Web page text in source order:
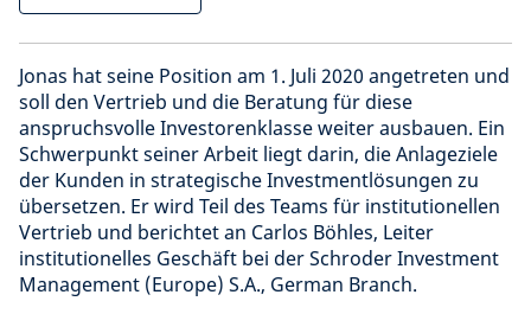
Jonas hat seine Position am 1. Juli 2020 angetreten und
soll den Vertrieb und die Beratung für diese
anspruchsvolle Investorenklasse weiter ausbauen. Ein
Schwerpunkt seiner Arbeit liegt darin, die Anlageziele
der Kunden in strategische Investmentlösungen zu
übersetzen. Er wird Teil des Teams für institutionellen
Vertrieb und berichtet an Carlos Böhles, Leiter
institutionelles Geschäft bei der Schroder Investment
Management (Europe) S.A., German Branch.